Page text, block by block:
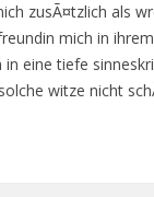
zusÃ¤tzlich als
mich in
in eine tiefe
witze nicht